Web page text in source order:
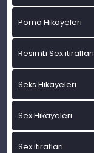
Porno Hikayeleri
ResimLi Sex itirafları
Seks Hikayeleri
Sex Hikayeleri
Sex itirafları